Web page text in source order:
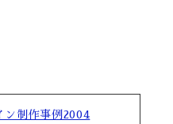
ン制作事例2004